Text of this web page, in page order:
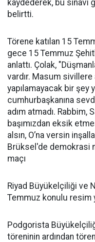
kaydederek, bu sınavı
belirtti.
Törene katılan 15
gece 15 Temmuz
anlattı. Çolak,
vardır. Masum
yapılamayacak bir şey
cumhurbaşkanına
adım atmadı. Rabbim,
başımızdan eksik
alsın, O’na versin
Brüksel'de demokrasi
maçı
Riyad Büyükelçiliği ve
Temmuz konulu resim
Podgorista
töreninin ardından